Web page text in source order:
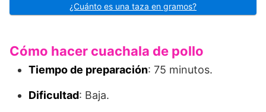
¿Cuánto es una taza en gramos?
Cómo hacer cuachala de pollo
Tiempo de preparación: 75 minutos.
Dificultad: Baja.